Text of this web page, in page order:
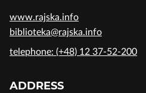
www.rajska.info
biblioteka@rajska.info
telephone: (+48) 12 37-52-200
ADDRESS